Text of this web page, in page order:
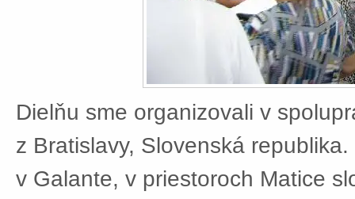
Dielňu sme organizovali v
z Bratislavy, Slovenská
v Galante, v priestoroch Matice